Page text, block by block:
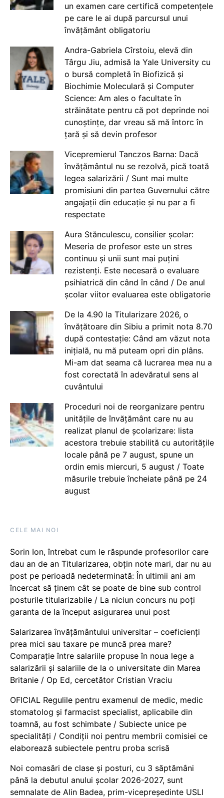
un examen care certifică competențele
pe care le ai după parcursul unui
învățământ obligatoriu
Andra-Gabriela Cîrstoiu, elevă din
Târgu Jiu, admisă la Yale University cu
o bursă completă în Biofizică și
Biochimie Moleculară și Computer
Science: Am ales o facultate în
străinătate pentru că pot deprinde noi
cunoștințe, dar vreau să mă întorc în
țară și să devin profesor
Vicepremierul Tanczos Barna: Dacă
învățământul nu se rezolvă, pică toată
legea salarizării / Sunt mai multe
promisiuni din partea Guvernului către
angajații din educație și nu par a fi
respectate
Aura Stănculescu, consilier școlar:
Meseria de profesor este un stres
continuu și unii sunt mai puțini
rezistenți. Este necesară o evaluare
psihiatrică din când în când / De anul
școlar viitor evaluarea este obligatorie
De la 4.90 la Titularizare 2026, o
învățătoare din Sibiu a primit nota 8.70
după contestație: Când am văzut nota
inițială, nu mă puteam opri din plâns.
Mi-am dat seama că lucrarea mea nu a
fost corectată în adevăratul sens al
cuvântului
Proceduri noi de reorganizare pentru
unitățile de învățământ care nu au
realizat planul de școlarizare: lista
acestora trebuie stabilită cu autoritățile
locale până pe 7 august, spune un
ordin emis miercuri, 5 august / Toate
măsurile trebuie încheiate până pe 24
august
CELE MAI NOI
Sorin Ion, întrebat cum le răspunde profesorilor care
dau an de an Titularizarea, obțin note mari, dar nu au
post pe perioadă nedeterminată: În ultimii ani am
încercat să ținem cât se poate de bine sub control
posturile titularizabile / La niciun concurs nu poți
garanta de la început asigurarea unui post
Salarizarea învățământului universitar – coeficienți
prea mici sau taxare pe muncă prea mare?
Comparație între salariile propuse în noua lege a
salarizării și salariile de la o universitate din Marea
Britanie / Op Ed, cercetător Cristian Vraciu
OFICIAL Regulile pentru examenul de medic, medic
stomatolog și farmacist specialist, aplicabile din
toamnă, au fost schimbate / Subiecte unice pe
specialități / Condiții noi pentru membrii comisiei ce
elaborează subiectele pentru proba scrisă
Noi comasări de clase și posturi, cu 3 săptămâni
până la debutul anului școlar 2026-2027, sunt
semnalate de Alin Badea, prim-vicepreședinte USLI